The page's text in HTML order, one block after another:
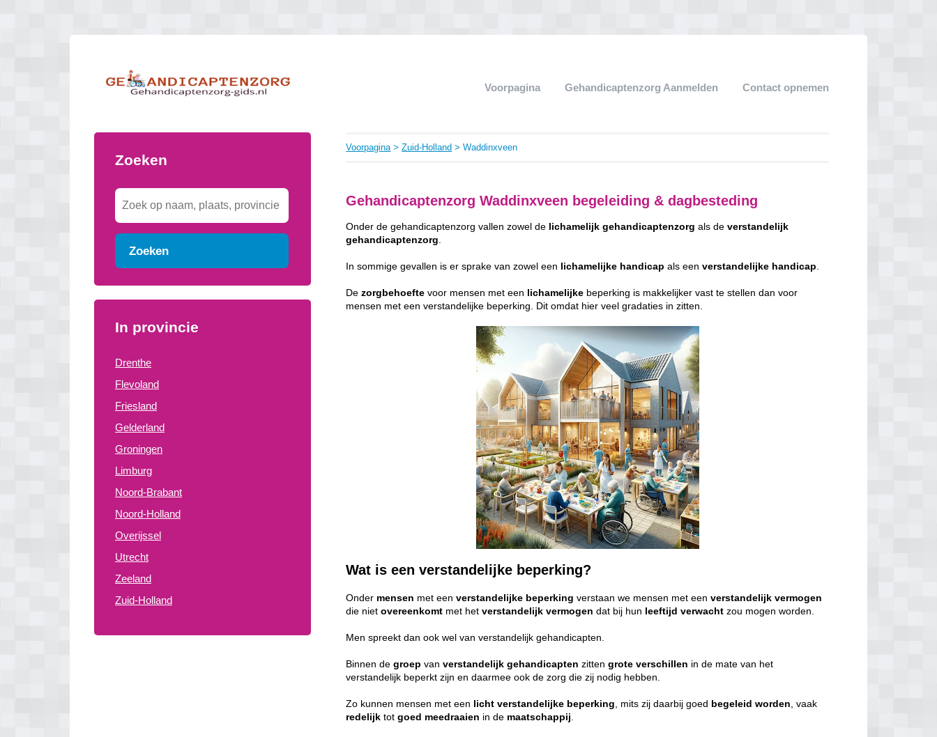
Voorpagina Gehandicaptenzorg Aanmelden Contact opnemen
Zoeken
Zoeken
In provincie
Drenthe
Flevoland
Friesland
Gelderland
Groningen
Limburg
Noord-Brabant
Noord-Holland
Overijssel
Utrecht
Zeeland
Zuid-Holland
Voorpagina>Zuid-Holland > Waddinxveen
Gehandicaptenzorg Waddinxveen begeleiding & dagbesteding
Onder de gehandicaptenzorg vallen zowel de lichamelijk gehandicaptenzorg als deverstandelijk
gehandicaptenzorg
In sommige gevallen is er sprake van zowel een lichamelijke handicap als eenverstandelijke handicap
Dezorgbehoefte voor mensen met een lichamelijke beperking is makkelijker vast te stellen dan voor
mensen met een verstandelijke beperking. Dit omdat hier veel gradaties in zitten.
Wat is een verstandelijke beperking?
Onder mensen met eenverstandelijke beperking verstaan we mensen met eenverstandelijk vermogen
die nietovereenkomt met hetverstandelijk vermogen dat bij hun leeftijd verwacht zou mogen worden.
Men spreekt dan ook wel van verstandelijk gehandicapten.
Binnen degroep vanverstandelijk gehandicapten zittengrote verschillen in de mate van het
verstandelijk beperkt zijn en daarmee ook de zorg die zij nodig hebben.
Zo kunnen mensen met een licht verstandelijke beperking, mits zij daarbij goed begeleid worden, vaak
redelijk totgoed meedraaien in de maatschappij.